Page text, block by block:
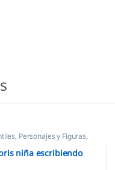
, Personajes y Figuras,
Ex Libris
niña escribiendo